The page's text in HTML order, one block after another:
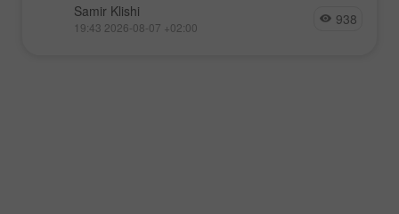
Samir Klishi
19:43 2026-08-07 +02:00 938